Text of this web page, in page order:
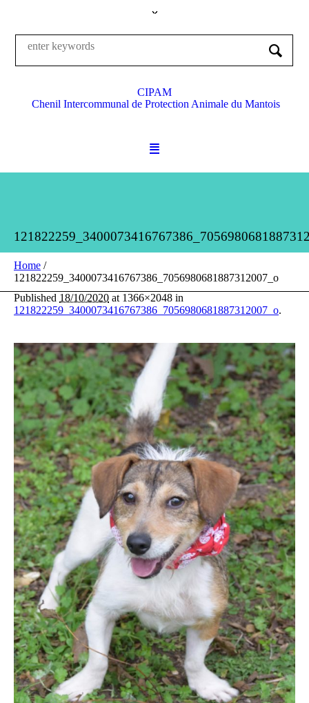
CIPAM
Chenil Intercommunal de Protection Animale du Mantois
Home /
121822259_3400073416767386_7056980681887312007_o
Published 18/10/2020 at 1366×2048 in
121822259_3400073416767386_7056980681887312007_o.